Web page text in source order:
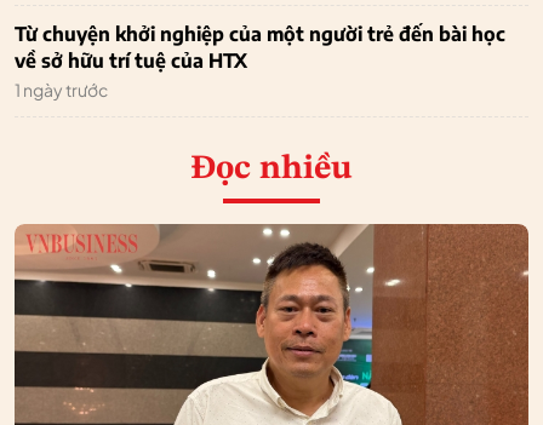
Từ chuyện khởi nghiệp của một người trẻ đến bài học
về sở hữu trí tuệ của HTX
1 ngày trước
Đọc nhiều